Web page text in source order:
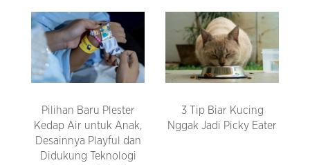
Pilihan Baru Plester
Kedap Air untuk Anak,
Desainnya Playful dan
Didukung Teknologi
3 Tip Biar Kucing
Nggak Jadi Picky Eater